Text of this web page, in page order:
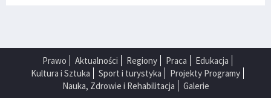
Prawo Aktualności Regiony Praca
Edukacja
Kultura i Sztuka
Sport i turystyka
Projekty Programy
Nauka, Zdrowie i Rehabilitacja
Galerie